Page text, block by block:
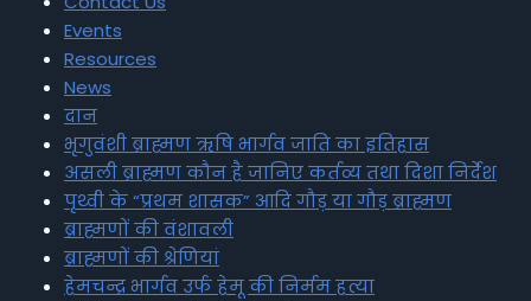
Events
Resources
News
दान
भृगुवंशी ब्राह्मण ऋषि भार्गव जाति का इतिहास
असली ब्राह्मण कौन है जानिए कर्तव्य तथा दिशा निर्देश
पृथ्वी के “प्रथम शासक” आदि गौड़ या गौड़ ब्राह्मण
ब्राह्मणों की वंशावली
ब्राह्मणों की श्रेणियां
हेमचन्द्र भार्गव उर्फ हेमू की निर्मम हत्या